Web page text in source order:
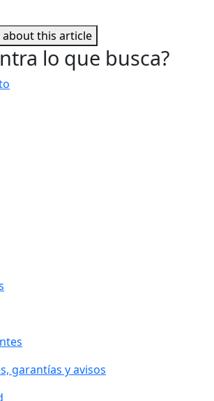
about this article
lo que busca?
garantías y avisos